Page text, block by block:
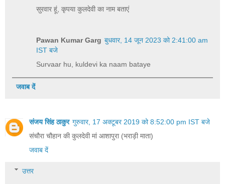
सुरवार हूं, कृपया कुलदेवी का नाम बताएं
Pawan Kumar Garg बुधवार, 14 जून 2023 को 2:41:00 am
IST बजे
Survaar hu, kuldevi ka naam bataye
जवाब दें
संजय सिंह ठाकुर गुरुवार, 17 अक्टूबर 2019 को 8:52:00 pm IST बजे
संचौरा चौहान की कुलदेवी मां आशापुरा (भराड़ी माता)
जवाब दें
उत्तर